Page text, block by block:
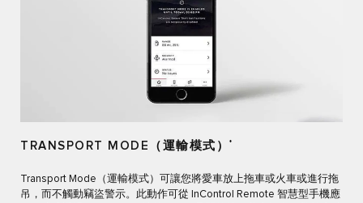
TRANSPORT MODE（運輸模式） *
Transport Mode（運輸模式）可讓您將愛車放上拖車或火車或進行拖
吊，而不觸動竊盜警示。此動作可從 InControl Remote 智慧型手機應